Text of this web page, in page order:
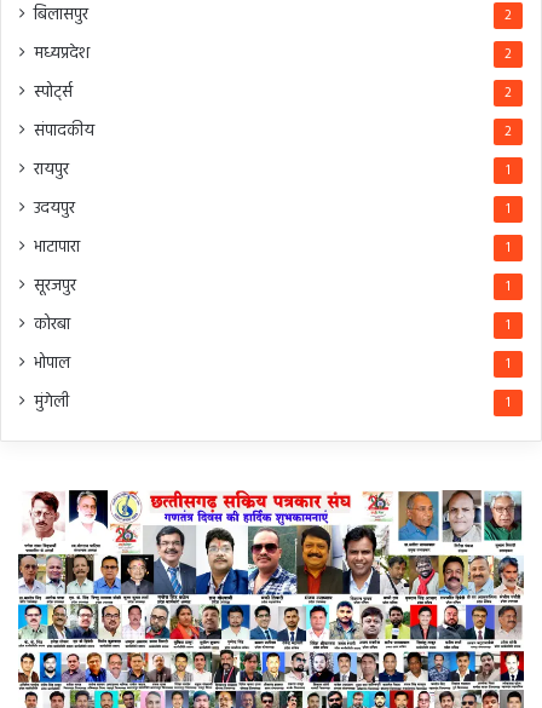
बिलासपुर 2
मध्यप्रदेश 2
स्पोर्ट्स 2
संपादकीय 2
रायपुर 1
उदयपुर 1
भाटापारा 1
सूरजपुर 1
कोरबा 1
भोपाल 1
मुंगेली 1